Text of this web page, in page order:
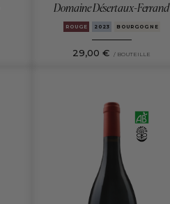
Domaine Désertaux-Ferrand
ROUGE 2023 BOURGOGNE
29,00 € / BOUTEILLE